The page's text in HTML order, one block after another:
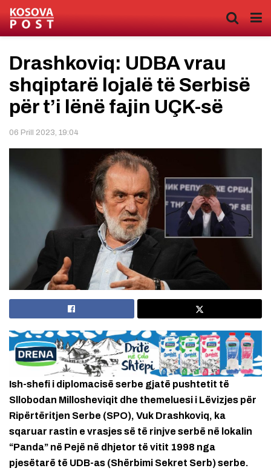
Drashkoviq: UDBA vrau
shqiptarë lojalë të Serbisë
për t’i lënë fajin UÇK-së
06 Prill 2023, 19:04
Ish-shefi i diplomacisë serbe gjatë pushtetit të
Sllobodan Millosheviqit dhe themeluesi i Lëvizjes për
Ripërtëritjen Serbe (SPO), Vuk Drashkoviq, ka
sqaruar rastin e vrasjes së të rinjve serbë në lokalin
“Panda” në Pejë në dhjetor të vitit 1998 nga
pjesëtarë të UDB-as (Shërbimi Sekret Serb) serbe.